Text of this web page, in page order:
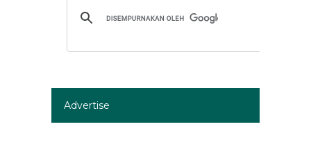
Advertise